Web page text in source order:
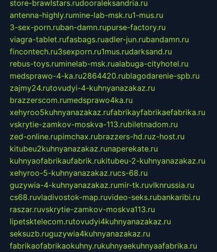
store-brawlstars.rudooraleksandria.ru
antenna-highly.rumine-lab-msk.ru1-mus.ru
3-sex-porn.ruban-damn.rupurse-factory.ru
viagra-tablet.rufasbags.ruadler-jun.rubandamn.ru
fincontech.ru3sexporn.ru1mus.rudarksand.ru
rebus-toys.ruminelab-msk.rualabuga-cityhotel.ru
medsprawo-4-ka.ru2864420.rublagodarenie-spb.ru
zajmy24.rutovudyi-4-kuhnyanazakaz.ru
brazzerscom.rumedsprawo4ka.ru
xehyroo5kuhnyanazakaz.rufabrikayfabrikaefabrika.ru
vskrytie-zamkov-moskva-113.rubiletnadom.ru
zed-online.rupimchax.rubrazzers-hd.ruz-host.ru
kitubeu2kuhnyanazakaz.runaperekate.ru
kuhnyaofabrikaufabrik.rukitubeu-2-kuhnyanazakaz.ru
xehyroo-5-kuhnyanazakaz.rucs-68.ru
guzywia-4-kuhnyanazakaz.rumir-tk.ruvlknrussia.ru
cs68.ruvladivostok-map.ruvideo-seks.rubankaribi.ru
raszar.ruvskrytie-zamkov-moskva113.ru
lipetsktelecom.rutovudyi4kuhnyanazakaz.ru
seksuzb.ruguzywia4kuhnyanazakaz.ru
fabrikaofabrikaokuhny.rukuhnyaekuhnyaafabrika.ru